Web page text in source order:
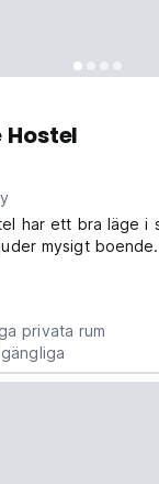
Hostel
har ett bra läge i
mysigt boende.
privata rum